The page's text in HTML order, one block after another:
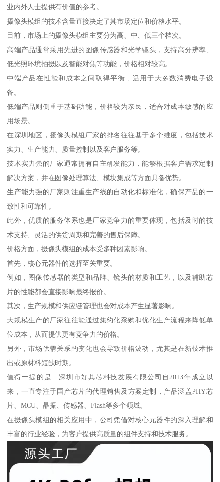
业内外人士提供有价值的参考。
摄像头模组的技术含量直接决定了其市场定位和价格水平。
目前，市场上的摄像头模组主要分为高、中、低三个档次。
高端产品通常采用先进的图像传感器和光学镜头，支持高分辨率、
低光照环境拍摄以及智能对焦等功能，价格相对较高。
中端产品在性能和成本之间取得平衡，适用于大多数消费电子设
备。
低端产品则侧重于基础功能，价格较为亲民，适合对成本敏感的应
用场景。
在深圳地区，摄像头模组厂家的排名往往基于多个维度，包括技术
实力、生产能力、质量控制以及客户服务等。
技术实力强的厂家通常拥有自主研发能力，能够根据客户需求定制
解决方案，并在图像处理算法、模块集成等方面具备优势。
生产能力强的厂家则注重生产线的自动化和标准化，确保产品的一
致性和可靠性。
此外，优质的服务体系也是厂家竞争力的重要体现，包括及时的技
术支持、灵活的供货周期和完善的售后保障。
价格方面，摄像头模组的成本受多种因素影响。
首先，核心元器件的选择至关重要。
例如，图像传感器的类型和品牌、镜头的材质和工艺，以及辅助芯
片的性能都会直接影响最终报价。
其次，生产规模和供应链管理也会对成本产生显著影响。
大规模生产的厂家往往能通过集约化采购和优化生产流程来降低单
位成本，从而提供更有竞争力的价格。
另外，市场供需关系的变化也会导致价格波动，尤其是在新技术推
出或原材料短缺时期。
值得一提的是，深圳市好其芯科技发展有限公司自2013年成立以
来，一直专注于国产芯片的代理销售及方案定制，产品涵盖PHY芯
片、MCU、晶振、传感器、Flash等多个领域。
在摄像头模组的相关应用中，公司凭借对核心元器件的深入理解和
丰富的行业经验，为客户提供高质量的组件支持和技术服务。